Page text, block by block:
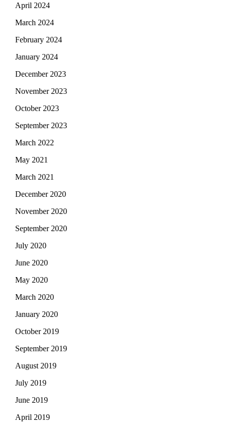
April 2024
March 2024
February 2024
January 2024
December 2023
November 2023
October 2023
September 2023
March 2022
May 2021
March 2021
December 2020
November 2020
September 2020
July 2020
June 2020
May 2020
March 2020
January 2020
October 2019
September 2019
August 2019
July 2019
June 2019
April 2019